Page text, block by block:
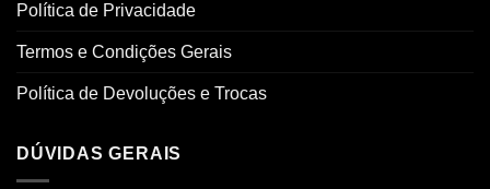
Política de Privacidade
Termos e Condições Gerais
Política de Devoluções e Trocas
DÚVIDAS GERAIS